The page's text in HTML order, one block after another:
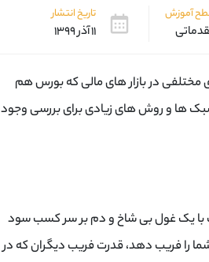
آموزش تاریخ انتشار
۱۱ آذر ۱۳۹۹
مختلفی در بازار های مالی که بورس هم
ها و روش های زیادی برای بررسی وجود
با یک غول بی شاخ و دم بر سر کسب سود
شما را فریب دهد، قدرت فریب دیگران که در